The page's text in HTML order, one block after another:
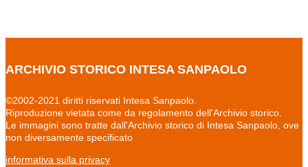
ARCHIVIO STORICO INTESA SANPAOLO
©2002-2021 diritti riservati Intesa Sanpaolo.
Riproduzione vietata come da regolamento dell'Archivio storico.
Le immagini sono tratte dall'Archivio storico di Intesa Sanpaolo, ove
non diversamente specificato
informativa sulla privacy